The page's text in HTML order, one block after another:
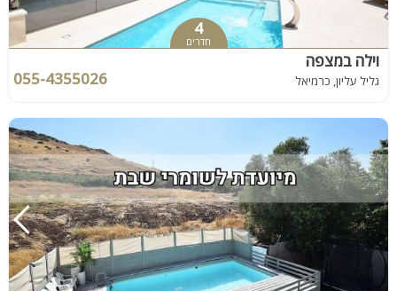
4
חדרים
וילה במצפה
גליל עליון, כרמיאל 055-4355026